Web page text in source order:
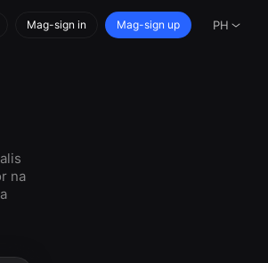
Mag-sign in Mag-sign up PH
na